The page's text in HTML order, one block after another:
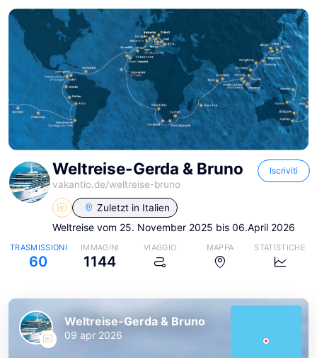
Weltreise-Gerda & Bruno
vakantio.de/weltreise-bruno
Iscriviti
Zuletzt in Italien
Weltreise vom 25. November 2025 bis 06.April 2026
TRASMISSIONI
60
IMMAGINI
1144
VIAGGIO MAPPA STATISTICHE
Weltreise-Gerda & Bruno
09 apr 2026